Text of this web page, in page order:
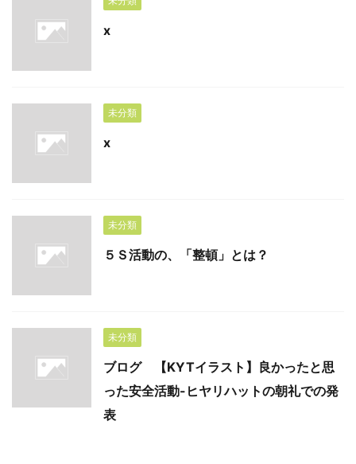
x
未分類
x
未分類
５Ｓ活動の、「整頓」とは？
未分類
ブログ 【KYTイラスト】良かったと思
った安全活動-ヒヤリハットの朝礼での発
表